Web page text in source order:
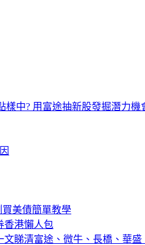
樣中? 用富途抽新股發掘潛力機
買美債簡單教學
香港懶人包
文睇清富途、微牛、長橋、華